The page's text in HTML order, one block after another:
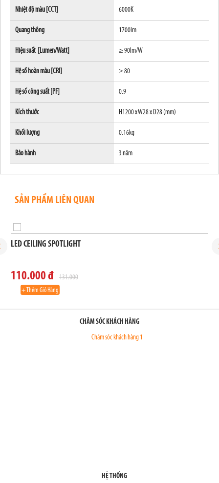
Nhiệt độ màu [CCT] 6000K
Quang thông 1700lm
Hiệu suất [Lumen/Watt] ≥ 90lm/W
Hệ số hoàn màu [CRI] ≥ 80
Hệ số công suất [PF] 0.9
Kích thước H1200 x W28 x D28 (mm)
Khối lượng 0.16kg
Bảo hành 3 năm
SẢN PHẨM LIÊN QUAN
LED CEILING SPOTLIGHT
110.000 đ
131.000
+ Thêm Giỏ Hàng
CHĂM SÓC KHÁCH HÀNG
Chăm sóc khách hàng 1
HỆ THỐNG